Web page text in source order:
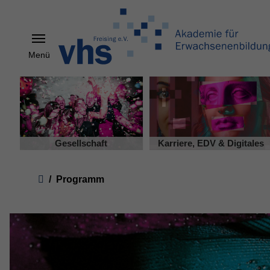
Menü
Gesellschaft Karriere, EDV & Digitales
Programm